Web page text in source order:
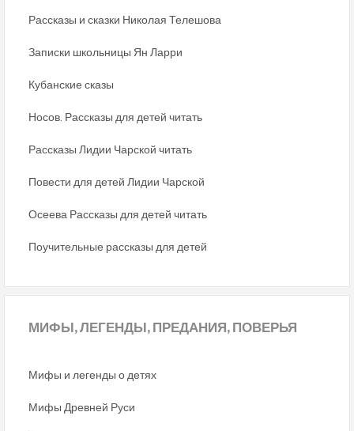
Рассказы и сказки Николая Телешова
Записки школьницы Ян Ларри
Кубанские сказы
Носов. Рассказы для детей читать
Рассказы Лидии Чарской читать
Повести для детей Лидии Чарской
Осеева Рассказы для детей читать
Поучительные рассказы для детей
МИФЫ,ЛЕГЕНДЫ, ПРЕДАНИЯ, ПОВЕРЬЯ
Мифы и легенды о детях
Мифы Древней Руси